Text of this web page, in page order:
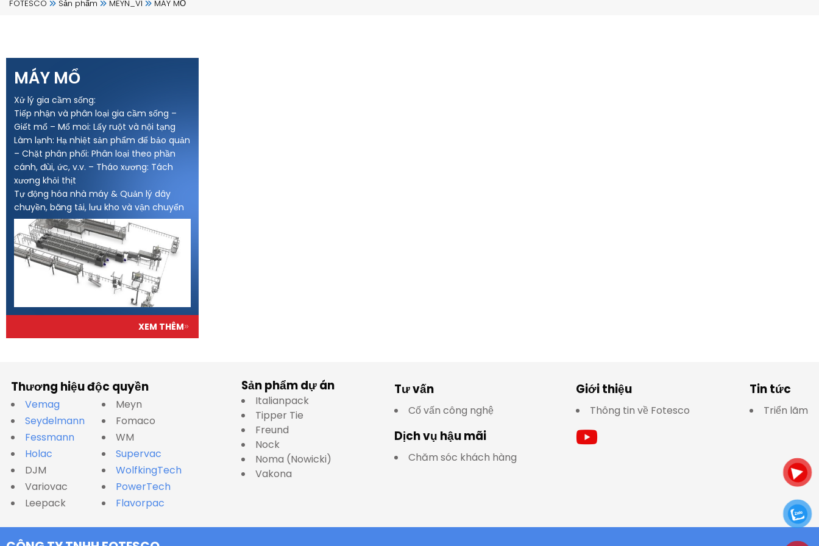
FOTESCO Sản phẩm MEYN_VI MÁY MỔ
XEM THÊM
MÁY MỔ
Xử lý gia cầm sống:
Tiếp nhận và phân loại gia cầm sống –
Giết mổ – Mổ moi: Lấy ruột và nội tạng
Làm lạnh: Hạ nhiệt sản phẩm để bảo quản
– Chặt phân phối: Phân loại theo phần
cánh, đùi, ức, v.v. – Tháo xương: Tách
xương khỏi thịt
Tự động hóa nhà máy & Quản lý dây
chuyền, băng tải, lưu kho và vận chuyển
Thương hiệu độc quyền
Vemag
Seydelmann
Fessmann
Holac
DJM
Variovac
Leepack
Meyn
Fomaco
WM
Supervac
WolfkingTech
PowerTech
Flavorpac
Sản phẩm dự án
Italianpack
Tipper Tie
Freund
Nock
Noma (Nowicki)
Vakona
Tư vấn
Cố vấn công nghệ
Dịch vụ hậu mãi
Chăm sóc khách hàng
Giới thiệu
Thông tin về Fotesco
Tin tức
Triển lãm